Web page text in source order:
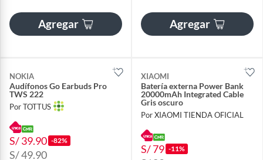
Agregar Agregar
NOKIA
Audífonos Go Earbuds Pro
TWS 222
Por TOTTUS
S/ 39.90 -82%
S/ 49.90
XIAOMI
Batería externa Power Bank
20000mAh Integrated Cable
Gris oscuro
Por XIAOMI TIENDA OFICIAL
S/ 79 -11%